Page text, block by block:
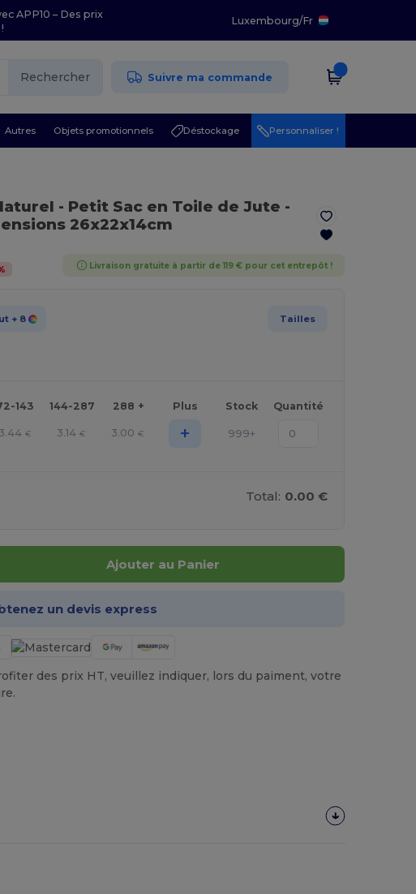
APP10 – Des prix
Luxembourg/Fr
Rechercher Suivre ma commande
Autres Objets promotionnels Déstockage Personnaliser !
- Petit Sac en Toile de Jute -
26x22x14cm
Livraison gratuite à partir de 119 € pour cet entrepôt !
+ 8 Tailles
143 144-287 288 + Plus Stock Quantité
3.44 € 3.14 € 3.00 € + 999+
Total: 0.00 €
Ajouter au Panier
un devis express
des prix HT, veuillez indiquer, lors du paiment, votre